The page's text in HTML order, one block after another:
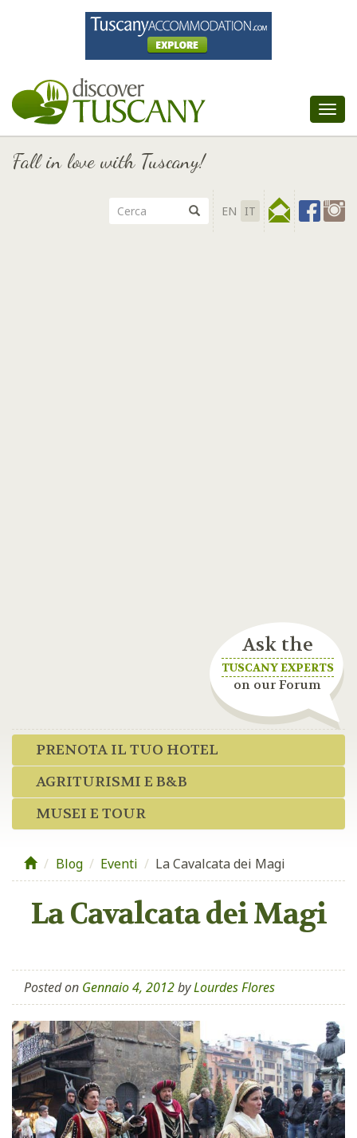
Fall in love with Tuscany!
EN IT
Ask the
TUSCANY EXPERTS
on our Forum
PRENOTA IL TUO HOTEL
AGRITURISMI E B&B
MUSEI E TOUR
Blog / Eventi / La Cavalcata dei Magi
La Cavalcata dei Magi
Posted on Gennaio 4, 2012byLourdes Flores